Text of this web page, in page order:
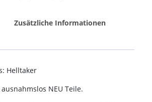
Zusätzliche Informationen
Helltaker
NEU Teile.